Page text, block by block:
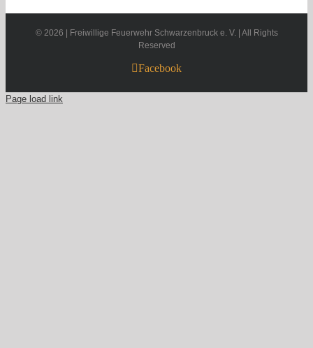
© 2026 | Freiwillige Feuerwehr Schwarzenbruck e. V. | All Rights
Reserved
Facebook
Page load link